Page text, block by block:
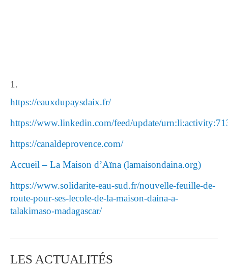
https://eauxdupaysdaix.fr/
https://www.linkedin.com/feed/update/
https://canaldeprovence.com/
Accueil – La Maison d’Aïna (lamaisondaina.org)
https://www.solidarite-eau-sud.fr/nouvelle-feuille-de-
route-pour-ses-lecole-de-la-maison-daina-a-
talakimaso-madagascar/
LES ACTUALITÉS